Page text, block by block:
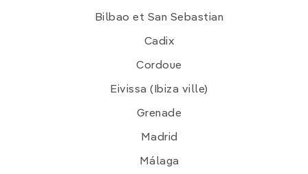
Bilbao et San Sebastian
Cadix
Cordoue
Eivissa (Ibiza ville)
Grenade
Madrid
Málaga